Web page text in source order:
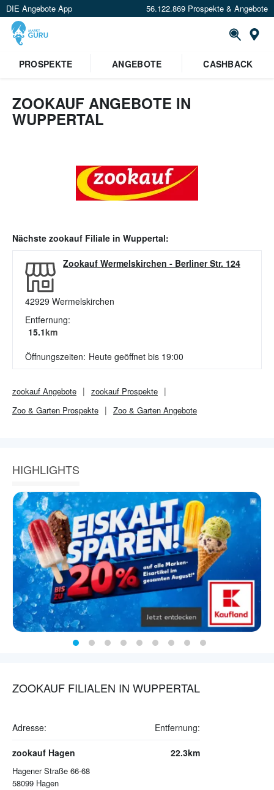
DIE Angebote App 56.122.869 Prospekte & Angebote
PROSPEKTE
ANGEBOTE CASHBACK
ZOOKAUF ANGEBOTE IN
WUPPERTAL
Nächste zookauf Filiale in Wuppertal:
Zookauf Wermelskirchen - Berliner Str. 124
42929 Wermelskirchen
Entfernung:
15.1km
Öffnungszeiten: Heute geöffnet bis 19:00
zookauf Angebote zookauf Prospekte
Zoo & Garten Prospekte Zoo & Garten Angebote
HIGHLIGHTS
ZOOKAUF FILIALEN IN WUPPERTAL
Adresse: Entfernung:
zookauf Hagen
Hagener Straße 66-68
58099 Hagen
22.3km